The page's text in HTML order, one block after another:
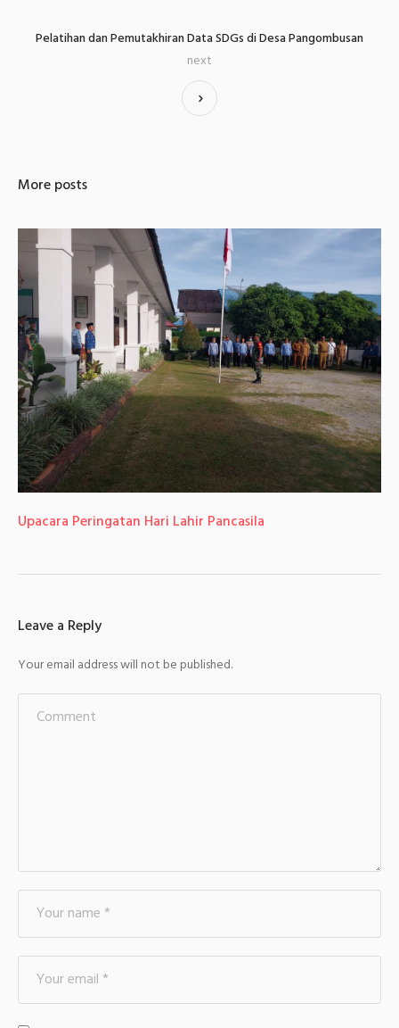
Pelatihan dan Pemutakhiran Data SDGs di Desa Pangombusan
next
More posts
Upacara Peringatan Hari Lahir Pancasila
Leave a Reply
Your email address will not be published.